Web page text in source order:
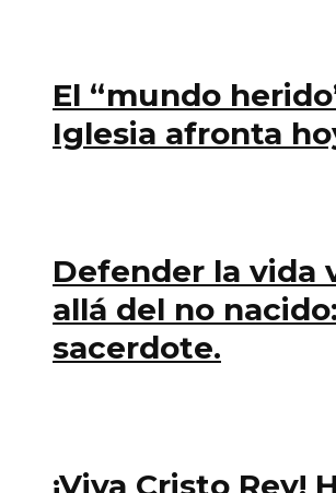
El “mundo
Iglesia afronta
Defender la vida
allá del no nacido:
sacerdote.
¡Viva Cristo Rey!